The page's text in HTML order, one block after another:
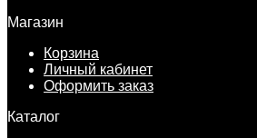
Магазин
Корзина
Личный кабинет
Оформить заказ
Каталог